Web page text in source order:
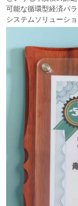
可能な循環型経済パ
システムソリューシ